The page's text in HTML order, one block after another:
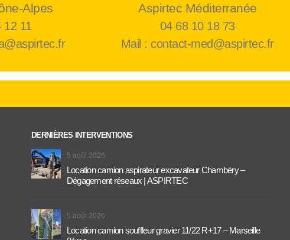
Alpes
12 11
Aspirtec Méditerranée
04 68 10 18 73
Mail : contact-med@aspirtec.fr
DERNIÈRES INTERVENTIONS
5 août 2026
Location camion aspirateur excavateur Chambéry –
Dégagement réseaux | ASPIRTEC
5 août 2026
Location camion souffleur gravier 11/22 R+17 – Marseille